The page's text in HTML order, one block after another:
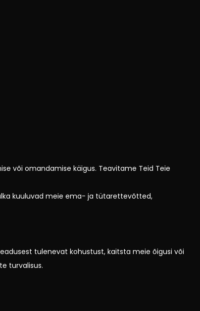
või omandamise käigus. Teavitame Teid Teie
kuuluvad meie ema- ja tütarettevõtted,
tulenevat kohustust, kaitsta meie õigusi või
turvalisus.